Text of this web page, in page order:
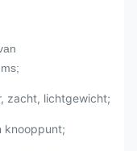
zacht, lichtgewicht;
knooppunt;